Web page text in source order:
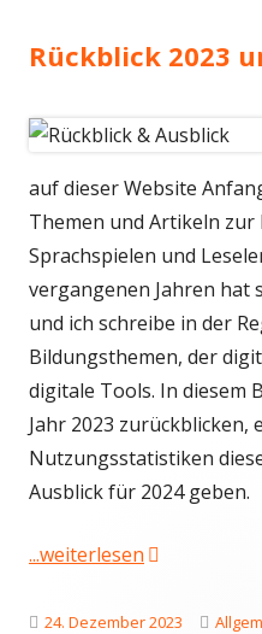
Rückblick 2023
auf dieser Website
Themen und Artikeln zur
Sprachspielen und
vergangenen Jahren hat
und ich schreibe in der
Bildungsthemen, der
digitale Tools. In diesem
Jahr 2023 zurückblicken,
Nutzungsstatistiken
Ausblick für 2024 geben.
...weiterlesen "Rückblick
Veröffentlicht
24. Dezember 2023